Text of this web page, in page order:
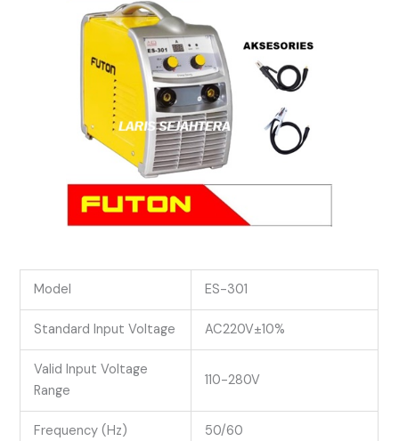
Model ES-301
Standard Input Voltage AC220V±10%
Valid Input Voltage
Range
110-280V
Frequency (Hz) 50/60